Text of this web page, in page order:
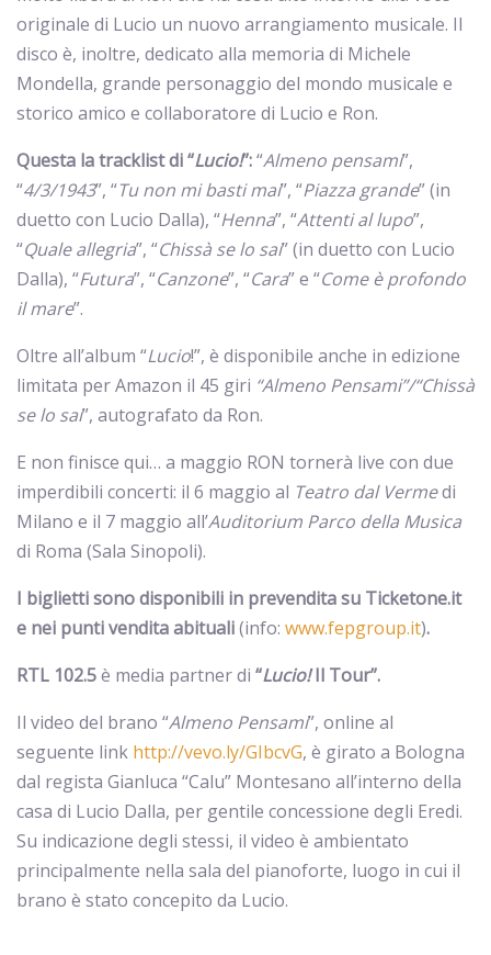
originale di Lucio un nuovo arrangiamento musicale. Il
disco è, inoltre, dedicato alla memoria di Michele
Mondella, grande personaggio del mondo musicale e
storico amico e collaboratore di Lucio e Ron.
Questa la tracklist di “Lucio!”:“Almeno pensami”,
“4/3/1943”, “Tu non mi basti mai”, “Piazza grande” (in
duetto con Lucio Dalla), “Henna”, “Attenti al lupo”,
“Quale allegria”, “Chissà se lo sai” (in duetto con Lucio
Dalla), “Futura”, “Canzone”, “Cara” e “Come è profondo
il mare”.
Oltre all’album “Lucio!”, è disponibile anche in edizione
limitata per Amazon il 45 giri “Almeno Pensami”/“Chissà
se lo sai”, autografato da Ron.
E non finisce qui… a maggio RON tornerà live con due
imperdibili concerti: il 6 maggio al Teatro dal Vermedi
Milano e il 7 maggio all’Auditorium Parco della Musica
di Roma (Sala Sinopoli).
I biglietti sono disponibili in prevendita su Ticketone.it
e nei punti vendita abituali(info: www.fepgroup.it).
RTL 102.5è media partner di “Lucio!Il Tour”.
Il video del brano “Almeno Pensami”, online al
seguente link http://vevo.ly/GIbcvG, è girato a Bologna
dal regista Gianluca “Calu” Montesano all’interno della
casa di Lucio Dalla, per gentile concessione degli Eredi.
Su indicazione degli stessi, il video è ambientato
principalmente nella sala del pianoforte, luogo in cui il
brano è stato concepito da Lucio.